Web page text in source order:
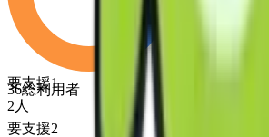
36総利用者
要支援1
2 人
要支援2